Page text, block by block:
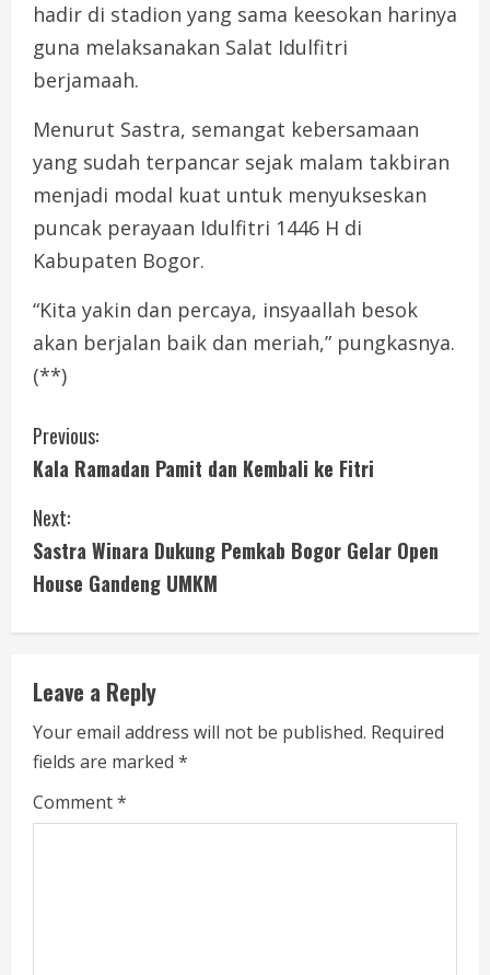
hadir di stadion yang sama keesokan harinya
guna melaksanakan Salat Idulfitri
berjamaah.
Menurut Sastra, semangat kebersamaan
yang sudah terpancar sejak malam takbiran
menjadi modal kuat untuk menyukseskan
puncak perayaan Idulfitri 1446 H di
Kabupaten Bogor.
“Kita yakin dan percaya, insyaallah besok
akan berjalan baik dan meriah,” pungkasnya.
(**)
C
o
n
t
i
n
u
e
R
Previous:
Kala Ramadan Pamit dan Kembali ke Fitri
Next:
Sastra Winara Dukung Pemkab Bogor Gelar Open
House Gandeng UMKM
Leave a Reply
Your email address will not be published. Required
fields are marked *
Comment*